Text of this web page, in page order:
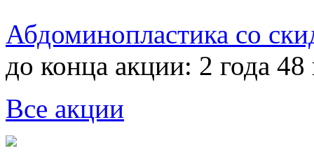
Абдоминопластика со
до конца акции: 2 года 48
Все акции